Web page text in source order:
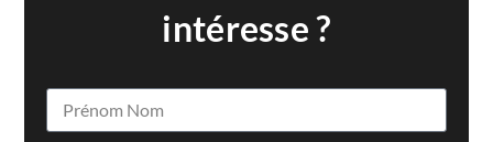
intéresse ?